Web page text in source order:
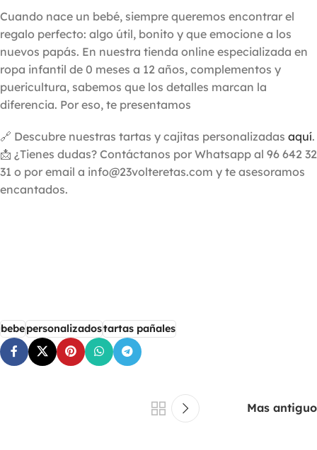
Cuando nace un bebé, siempre queremos encontrar el
regalo perfecto: algo útil, bonito y que emocione a los
nuevos papás. En nuestra tienda online especializada en
ropa infantil de 0 meses a 12 años, complementos y
puericultura, sabemos que los detalles marcan la
diferencia. Por eso, te presentamos
🔗 Descubre nuestras tartas y cajitas personalizadas aquí.
📩 ¿Tienes dudas? Contáctanos por Whatsapp al 96 642 32
31 o por email a info@23volteretas.com y te asesoramos
encantados.
bebepersonalizadostartas pañales
Mas antiguo